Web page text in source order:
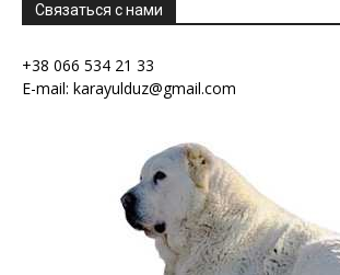
Связаться с нами
+38 066 534 21 33
E-mail: karayulduz@gmail.com